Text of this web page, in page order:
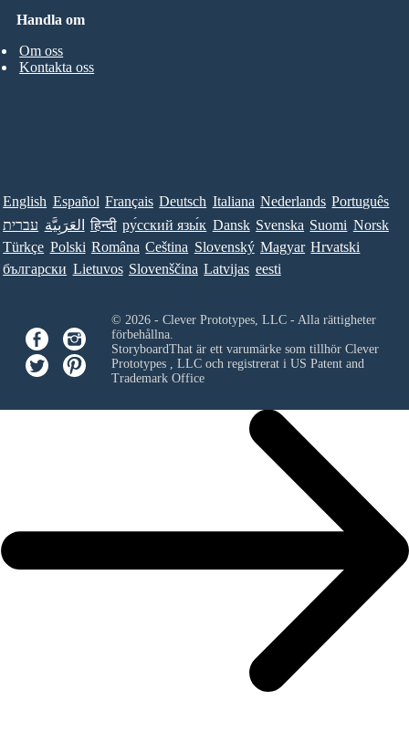
Handla om
Om oss
Kontakta oss
English Español Français Deutsch Italiana Nederlands Português
עברית العَرَبِيَّة हिन्दी ру́сский язы́к Dansk Svenska Suomi Norsk
Türkçe Polski Româna Ceština Slovenský Magyar Hrvatski
български Lietuvos Slovenščina Latvijas eesti
© 2026 - Clever Prototypes, LLC - Alla rättigheter
förbehållna.
StoryboardThat är ett varumärke som tillhör Clever
Prototypes , LLCoch registrerat i US Patent and
Trademark Office